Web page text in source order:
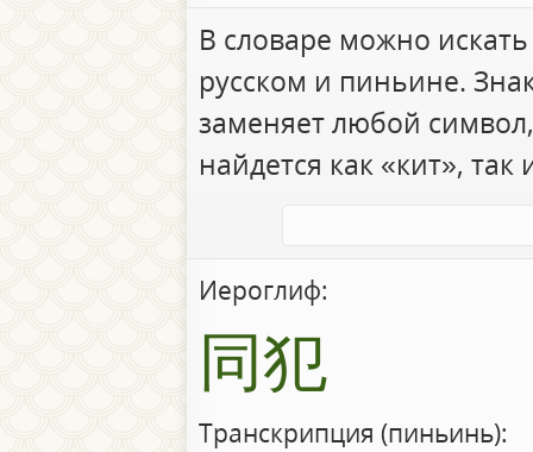
В словаре можно
русском и пиньине.
заменяет любой
найдется как «кит», так
Иероглиф:
同犯
Транскрипция (пиньинь):